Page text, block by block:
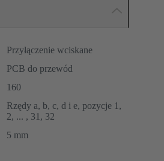
Przyłączenie wciskane
PCB do przewód
160
Rzędy a, b, c, d i e, pozycje 1,
2, ... , 31, 32
5 mm